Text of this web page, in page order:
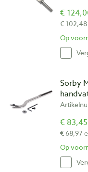
€
€
Op
Sorby
€
€ 68,97
Op